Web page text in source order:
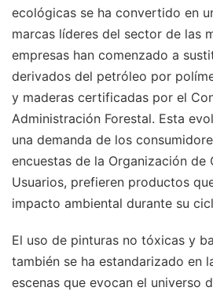
ecológicas se ha convertido en
marcas líderes del sector de las
empresas han comenzado a
derivados del petróleo por
y maderas certificadas por el
Administración Forestal. Esta
una demanda de los
encuestas de la Organización de
Usuarios, prefieren productos
impacto ambiental durante su
El uso de pinturas no tóxicas y
también se ha estandarizado en
escenas que evocan el universo